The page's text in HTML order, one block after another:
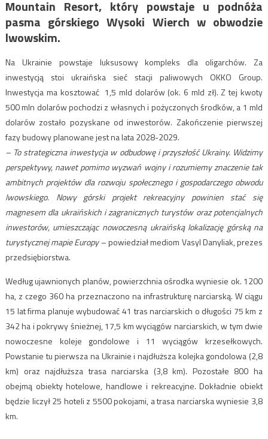
Mountain Resort, który powstaje u podnóża
pasma górskiego Wysoki Wierch w obwodzie
lwowskim.
Na Ukrainie powstaje luksusowy kompleks dla oligarchów. Za
inwestycją stoi ukraińska sieć stacji paliwowych OKKO Group.
Inwestycja ma kosztować 1,5 mld dolarów (ok. 6 mld zł). Z tej kwoty
500 mln dolarów pochodzi z własnych i pożyczonych środków, a 1 mld
dolarów zostało pozyskane od inwestorów. Zakończenie pierwszej
fazy budowy planowane jest na lata 2028-2029.
– To strategiczna inwestycja w odbudowę i przyszłość Ukrainy. Widzimy
perspektywy, nawet pomimo wyzwań wojny i rozumiemy znaczenie tak
ambitnych projektów dla rozwoju społecznego i gospodarczego obwodu
lwowskiego. Nowy górski projekt rekreacyjny powinien stać się
magnesem dla ukraińskich i zagranicznych turystów oraz potencjalnych
inwestorów, umieszczając nowoczesną ukraińską lokalizację górską na
turystycznej mapie Europy– powiedział mediom Vasyl Danyliak, prezes
przedsiębiorstwa.
Według ujawnionych planów, powierzchnia ośrodka wyniesie ok. 1200
ha, z czego 360 ha przeznaczono na infrastrukturę narciarską. W ciągu
15 lat firma planuje wybudować 41 tras narciarskich o długości 75 km z
342 ha i pokrywy śnieżnej, 17,5 km wyciągów narciarskich, w tym dwie
nowoczesne koleje gondolowe i 11 wyciągów krzesełkowych.
Powstanie tu pierwsza na Ukrainie i najdłuższa kolejka gondolowa (2,8
km) oraz najdłuższa trasa narciarska (3,8 km). Pozostałe 800 ha
obejmą obiekty hotelowe, handlowe i rekreacyjne. Dokładnie obiekt
będzie liczył 25 hoteli z 5500 pokojami, a trasa narciarska wyniesie 3,8
km.